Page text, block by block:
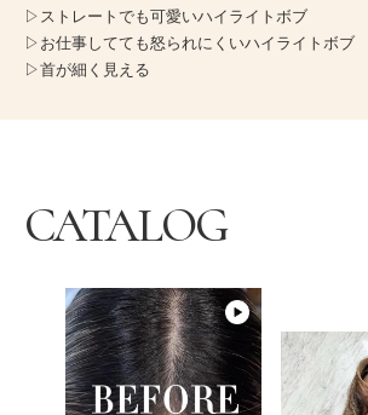
▷ストレートでも可愛いハイライトボブ
▷お仕事してても怒られにくいハイライトボブ
▷首が細く見える
CATALOG